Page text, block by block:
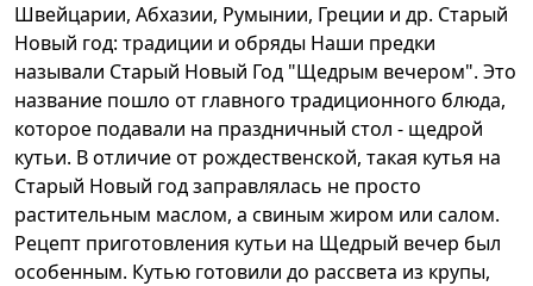
Швейцарии, Абхазии, Румынии, Греции и др. Старый
Новый год: традиции и обряды Наши предки
называли Старый Новый Год "Щедрым вечером". Это
название пошло от главного традиционного блюда,
которое подавали на праздничный стол - щедрой
кутьи. В отличие от рождественской, такая кутья на
Старый Новый год заправлялась не просто
растительным маслом, а свиным жиром или салом.
Рецепт приготовления кутьи на Щедрый вечер был
особенным. Кутью готовили до рассвета из крупы,